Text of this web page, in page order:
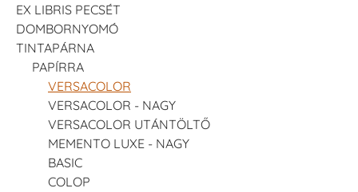
EX LIBRIS PECSÉT
DOMBORNYOMÓ
TINTAPÁRNA
PAPÍRRA
VERSACOLOR
VERSACOLOR - NAGY
VERSACOLOR UTÁNTÖLTŐ
MEMENTO LUXE - NAGY
BASIC
COLOP